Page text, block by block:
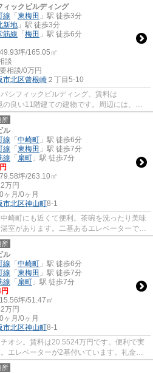
ィックビルディング
線 「 東梅田 」駅 徒歩3分
新地 」駅 徒歩3分
筋線 「 梅田 」駅 徒歩6分
49.93坪/165.05㎡
談
要相談/0万円
市北区曾根崎 ２丁目5-10
シフィックビルディング。賃料は
良い11階建ての建物です。周辺には、徒
す。IT向けにもなってお...
所
ル
線 「 中崎町 」駅 徒歩6分
線 「 東梅田 」駅 徒歩7分
線 「 扇町 」駅 徒歩7分
円
79.58坪/263.10㎡
万円
0ヶ月/0ヶ月
市北区神山町8-1
崎町にも近くて便利。茶碗を洗ったり美味
室があります。二基あるエレベーターで建
辺に2つある...
所
ル
線 「 中崎町 」駅 徒歩6分
線 「 東梅田 」駅 徒歩7分
線 「 扇町 」駅 徒歩7分
円
15.56坪/51.47㎡
万円
0ヶ月/0ヶ月
市北区神山町8-1
チオシ。賃料は20.5524万円です。便利で実
エレベーターが2基付いています。礼金が
つながります...
所